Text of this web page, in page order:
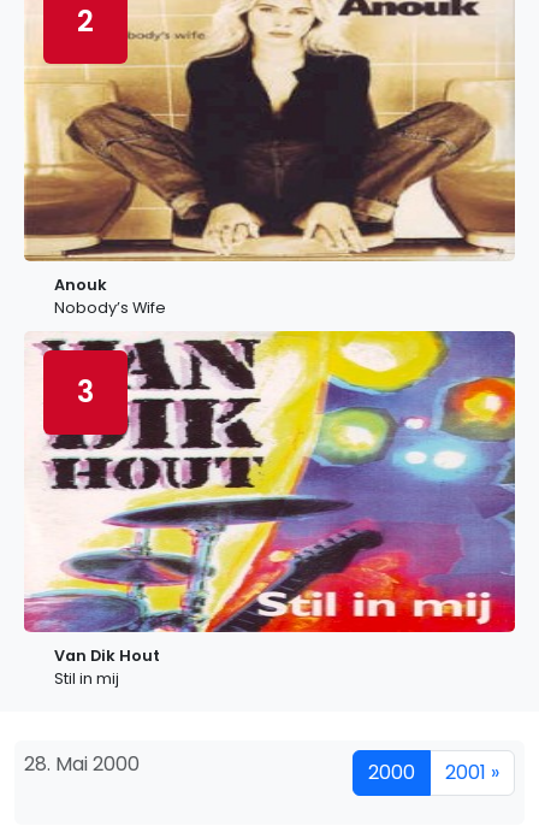
2
Anouk
Nobody’s Wife
3
Van Dik Hout
Stil in mij
28. Mai 2000 2000 2001 »